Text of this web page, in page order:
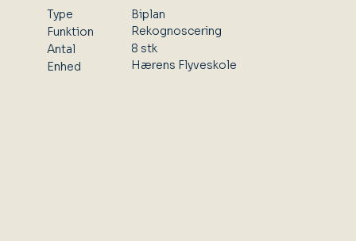
Type
Funktion
Antal
Enhed
Biplan
Rekognoscering
8 stk
Hærens Flyveskole